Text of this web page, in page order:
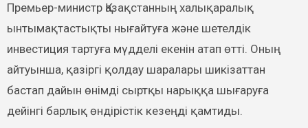
Премьер-министр Қазақстанның халықаралық
ынтымақтастықты нығайтуға және шетелдік
инвестиция тартуға мүдделі екенін атап өтті. Оның
айтуынша, қазіргі қолдау шаралары шикізаттан
бастап дайын өнімді сыртқы нарыққа шығаруға
дейінгі барлық өндірістік кезеңді қамтиды.